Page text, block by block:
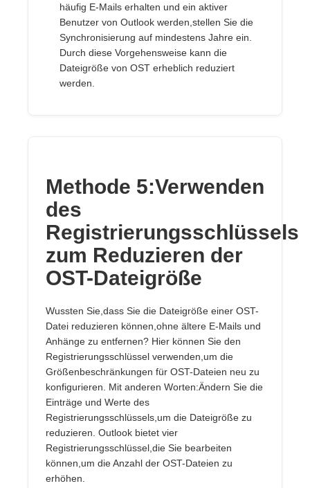
häufig E-Mails erhalten und ein aktiver
Benutzer von Outlook werden,stellen Sie die
Synchronisierung auf mindestens Jahre ein.
Durch diese Vorgehensweise kann die
Dateigröße von OST erheblich reduziert
werden.
Methode 5:Verwenden
des
Registrierungsschlüssels
zum Reduzieren der
OST-Dateigröße
Wussten Sie,dass Sie die Dateigröße einer OST-
Datei reduzieren können,ohne ältere E-Mails und
Anhänge zu entfernen? Hier können Sie den
Registrierungsschlüssel verwenden,um die
Größenbeschränkungen für OST-Dateien neu zu
konfigurieren. Mit anderen Worten:Ändern Sie die
Einträge und Werte des
Registrierungsschlüssels,um die Dateigröße zu
reduzieren. Outlook bietet vier
Registrierungsschlüssel,die Sie bearbeiten
können,um die Anzahl der OST-Dateien zu
erhöhen.